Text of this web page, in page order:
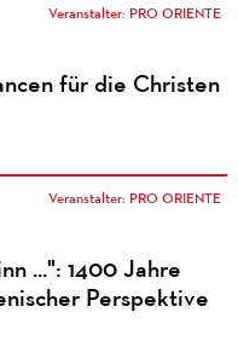
Veranstalter: PRO ORIENTE
für die Christen
Veranstalter: PRO ORIENTE
...": 1400 Jahre
Perspektive